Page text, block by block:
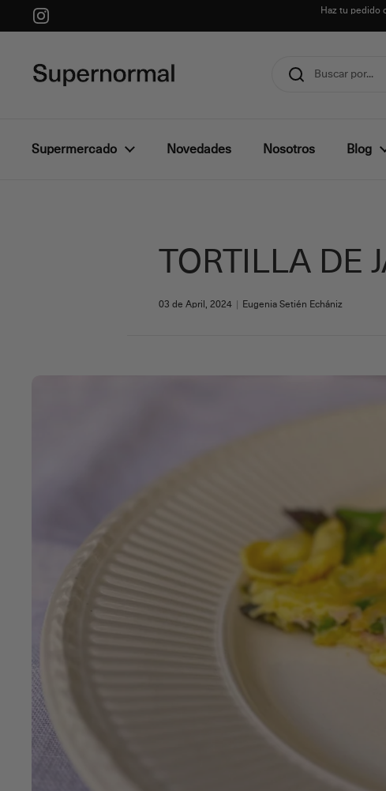
Ir al contenido
Instagram
Haz tu pedido
Supermercado Novedades Nosotros Blog
TORTILLA DE
03 de April, 2024 Eugenia Setién Echániz